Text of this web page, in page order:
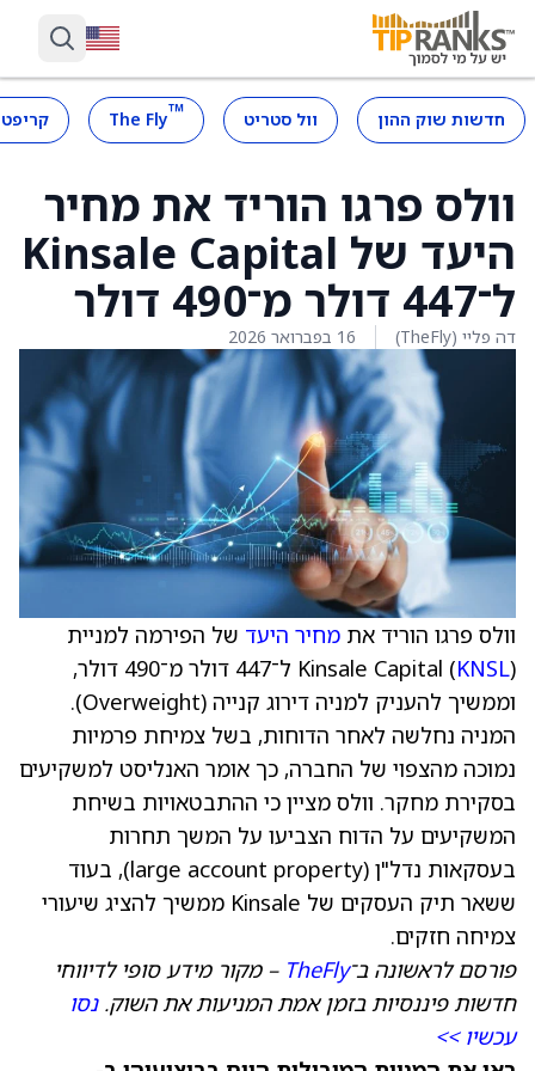
חדשות שוק ההון וול סטריט ™
The Fly
וולס פרגו הוריד את מחיר
היעד של Kinsale Capital
ל־447 דולר מ־490 דולר
דה פליי (TheFly) 16 בפברואר 2026
וולס פרגו הוריד את מחיר היעד של הפירמה למניית
Kinsale Capital (KNSL
) ל־447 דולר מ־490 דולר,
וממשיך להעניק למניה דירוג קנייה (Overweight).
המניה נחלשה לאחר הדוחות, בשל צמיחת פרמיות
נמוכה מהצפוי של החברה, כך אומר האנליסט למשקיעים
בסקירת מחקר. וולס מציין כי ההתבטאויות בשיחת
המשקיעים על הדוח הצביעו על המשך תחרות
בעסקאות נדל"ן (large account property), בעוד
ששאר תיק העסקים של Kinsale ממשיך להציג שיעורי
צמיחה חזקים.
פורסם לראשונה ב־TheFly – מקור מידע סופי לדיווחי
חדשות פיננסיות בזמן אמת המניעות את השוק.נסו
עכשיו >>